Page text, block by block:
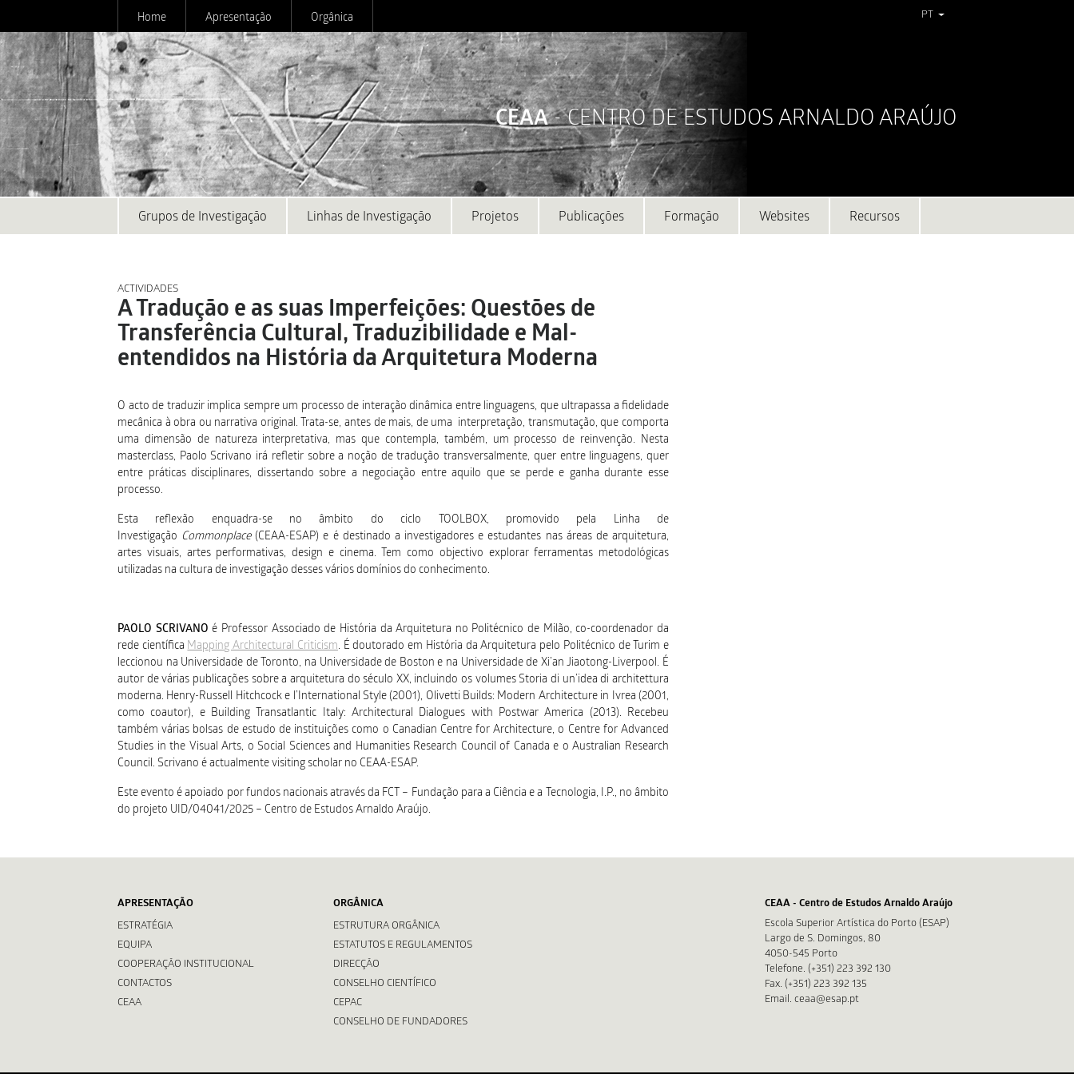
Home Apresentação Orgânica PT
CEAA- CENTRO DE ESTUDOS ARNALDO ARAÚJO
Grupos de Investigação Linhas de Investigação Projetos Publicações Formação Websites Recursos
ACTIVIDADES
A Tradução e as suas Imperfeições: Questões de
Transferência Cultural, Traduzibilidade e Mal-
entendidos na História da Arquitetura Moderna
O acto de traduzir implica sempre um processo de interação dinâmica entre linguagens, que ultrapassa a fidelidade
mecânica à obra ou narrativa original. Trata-se, antes de mais, de uma interpretação, transmutação, que comporta
uma dimensão de natureza interpretativa, mas que contempla, também, um processo de reinvenção. Nesta
masterclass, Paolo Scrivano irá refletir sobre a noção de tradução transversalmente, quer entre linguagens, quer
entre práticas disciplinares, dissertando sobre a negociação entre aquilo que se perde e ganha durante esse
processo.
Esta reflexão enquadra-se no âmbito do ciclo TOOLBOX, promovido pela Linha de
Investigação Commonplace(CEAA-ESAP) e é destinado a investigadores e estudantes nas áreas de arquitetura,
artes visuais, artes performativas, design e cinema. Tem como objectivo explorar ferramentas metodológicas
utilizadas na cultura de investigação desses vários domínios do conhecimento.
PAOLO SCRIVANO é Professor Associado de História da Arquitetura no Politécnico de Milão, co-coordenador da
rede científicaMapping Architectural Criticism. É doutorado em História da Arquitetura pelo Politécnico de Turim e
leccionou na Universidade de Toronto, na Universidade de Boston e na Universidade de Xi’an Jiaotong-Liverpool. É
autor de várias publicações sobre a arquitetura do século XX, incluindo os volumes Storia di un’idea di architettura
moderna. Henry-Russell Hitchcock e l’International Style (2001), Olivetti Builds: Modern Architecture in Ivrea (2001,
como coautor), e Building Transatlantic Italy: Architectural Dialogues with Postwar America (2013). Recebeu
também várias bolsas de estudo de instituições como o Canadian Centre for Architecture, o Centre for Advanced
Studies in the Visual Arts, o Social Sciences and Humanities Research Council of Canada e o Australian Research
Council. Scrivano é actualmente visiting scholar no CEAA-ESAP.
Este evento é apoiado por fundos nacionais através da FCT – Fundação para a Ciência e a Tecnologia, I.P., no âmbito
do projeto UID/04041/2025 – Centro de Estudos Arnaldo Araújo.
APRESENTAÇÃO
ESTRATÉGIA
EQUIPA
COOPERAÇÃO INSTITUCIONAL
CONTACTOS
CEAA
ORGÂNICA
ESTRUTURA ORGÂNICA
ESTATUTOS E REGULAMENTOS
DIRECÇÃO
CONSELHO CIENTÍFICO
CEPAC
CONSELHO DE FUNDADORES
CEAA - Centro de Estudos Arnaldo Araújo
Escola Superior Artística do Porto (ESAP)
Largo de S. Domingos, 80
4050-545 Porto
Telefone. (+351) 223 392 130
Fax. (+351) 223 392 135
Email. ceaa@esap.pt